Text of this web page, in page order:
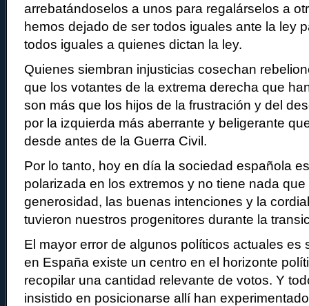
arrebatándoselos a unos para regalárselos a
hemos dejado de ser todos iguales ante la ley
todos iguales a quienes dictan la ley.
Quienes siembran injusticias cosechan
que los votantes de la extrema derecha que
son más que los hijos de la frustración y del
por la izquierda más aberrante y beligerante
desde antes de la Guerra Civil.
Por lo tanto, hoy en día la sociedad española
polarizada en los extremos y no tiene nada
generosidad, las buenas intenciones y la
tuvieron nuestros progenitores durante la
El mayor error de algunos políticos actuales es
en España existe un centro en el horizonte
recopilar una cantidad relevante de votos. Y
insistido en posicionarse allí han